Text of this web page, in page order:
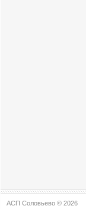
АСП Соловьево © 2026